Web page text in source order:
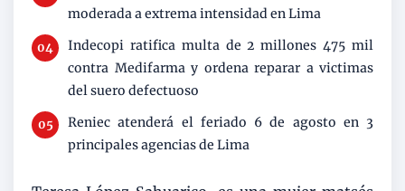
moderada a extrema intensidad en Lima
Indecopi ratifica multa de 2 millones 475 mil
contra Medifarma y ordena reparar a victimas
del suero defectuoso
Reniec atenderá el feriado 6 de agosto en 3
principales agencias de Lima